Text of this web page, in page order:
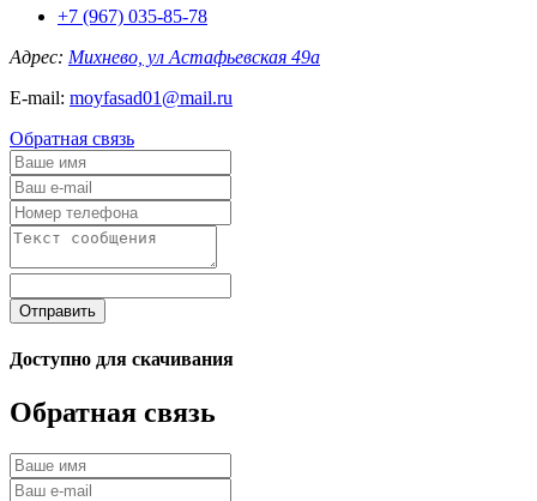
+7 (967) 035-85-78
Адрес: Михнево, ул Астафьевская 49а
E-mail: moyfasad01@mail.ru
Обратная связь
Отправить
Доступно для скачивания
Обратная связь